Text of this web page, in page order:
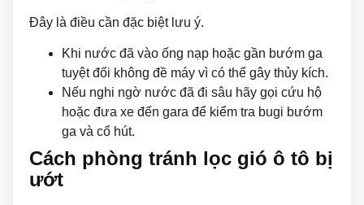
Đây là điều cần đặc biệt lưu ý.
Khi nước đã vào ống nạp hoặc gần bướm ga
tuyệt đối không đề máy vì có thể gây thủy kích.
Nếu nghi ngờ nước đã đi sâu hãy gọi cứu hộ
hoặc đưa xe đến gara để kiểm tra bugi bướm
ga và cổ hút.
Cách phòng tránh lọc gió ô tô bị
ướt